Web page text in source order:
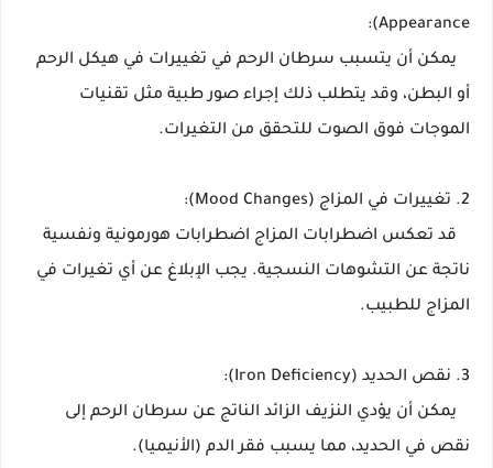
Appearance):
يمكن أن يتسبب سرطان الرحم في تغييرات في هيكل الرحم
أو البطن، وقد يتطلب ذلك إجراء صور طبية مثل تقنيات
الموجات فوق الصوت للتحقق من التغيرات.
2. تغييرات في المزاج (Mood Changes):
قد تعكس اضطرابات المزاج اضطرابات هورمونية ونفسية
ناتجة عن التشوهات النسجية. يجب الإبلاغ عن أي تغيرات في
المزاج للطبيب.
3. نقص الحديد (Iron Deficiency):
يمكن أن يؤدي النزيف الزائد الناتج عن سرطان الرحم إلى
نقص في الحديد، مما يسبب فقر الدم (الأنيميا).